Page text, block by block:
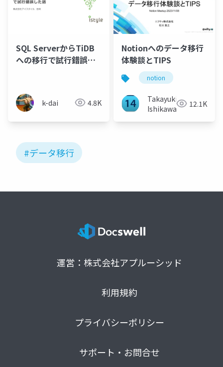
SQL ServerからTiDB
への移行で試行錯誤し
k-dai 4.8K
Notionへのデータ移行
体験談とTIPS
notion
Takayuki
Ishikawa
12.1K
#データ移行
運営：株式会社アプルーシッド
利用規約
プライバシーポリシー
サポート・お問合せ